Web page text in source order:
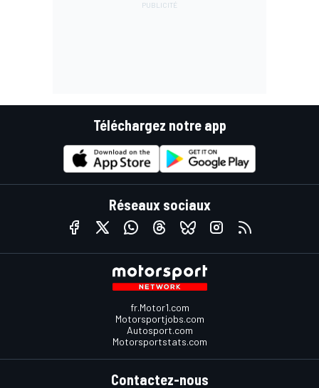
Téléchargez notre app
Réseaux sociaux
fr.Motor1.com
Motorsportjobs.com
Autosport.com
Motorsportstats.com
Contactez-nous